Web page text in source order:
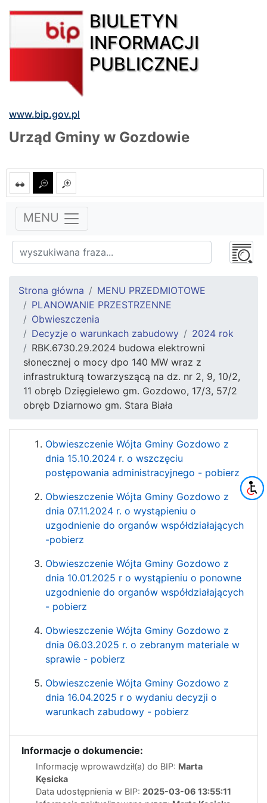
BIULETYN
INFORMACJI
PUBLICZNEJ
www.bip.gov.pl
Urząd Gminy w Gozdowie
MENU
Strona główna
MENU PRZEDMIOTOWE
PLANOWANIE PRZESTRZENNE
Obwieszczenia
Decyzje o warunkach zabudowy
2024 rok
RBK.6730.29.2024 budowa elektrowni
słonecznej o mocy dpo 140 MW wraz z
infrastrukturą towarzyszącą na dz. nr 2, 9, 10/2,
11 obręb Dzięgielewo gm. Gozdowo, 17/3, 57/2
obręb Dziarnowo gm. Stara Biała
Obwieszczenie Wójta Gminy Gozdowo z
dnia 15.10.2024 r. o wszczęciu
postępowania administracyjnego - pobierz
Obwieszczenie Wójta Gminy Gozdowo z
dnia 07.11.2024 r. o wystąpieniu o
uzgodnienie do organów współdziałających
-pobierz
Obwieszczenie Wójta Gminy Gozdowo z
dnia 10.01.2025 r o wystąpieniu o ponowne
uzgodnienie do organów współdziałających
- pobierz
Obwieszczenie Wójta Gminy Gozdowo z
dnia 06.03.2025 r. o zebranym materiale w
sprawie - pobierz
Obwieszczenie Wójta Gminy Gozdowo z
dnia 16.04.2025 r o wydaniu decyzji o
warunkach zabudowy - pobierz
Informacje o dokumencie:
Informację wprowawdził(a) do BIP: Marta
Kęsicka
Data udostępnienia w BIP: 2025-03-06 13:55:11